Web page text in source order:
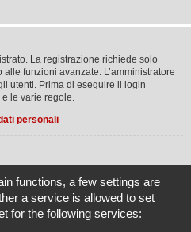
La registrazione richiede solo
funzioni avanzate. L’amministratore
utenti. Prima di eseguire il login
le varie regole.
personali
Tutti gli orari sono UTC+02:00
sono di proprietà di REVLIMITER S.r.L.
functions, a few settings are
a service is allowed to set
for the following services: